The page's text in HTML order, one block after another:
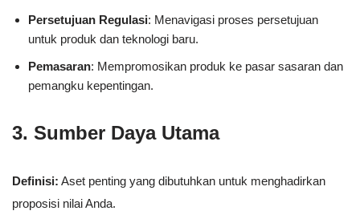
Persetujuan Regulasi: Menavigasi proses persetujuan
untuk produk dan teknologi baru.
Pemasaran: Mempromosikan produk ke pasar sasaran dan
pemangku kepentingan.
3. Sumber Daya Utama
Definisi: Aset penting yang dibutuhkan untuk menghadirkan
proposisi nilai Anda.